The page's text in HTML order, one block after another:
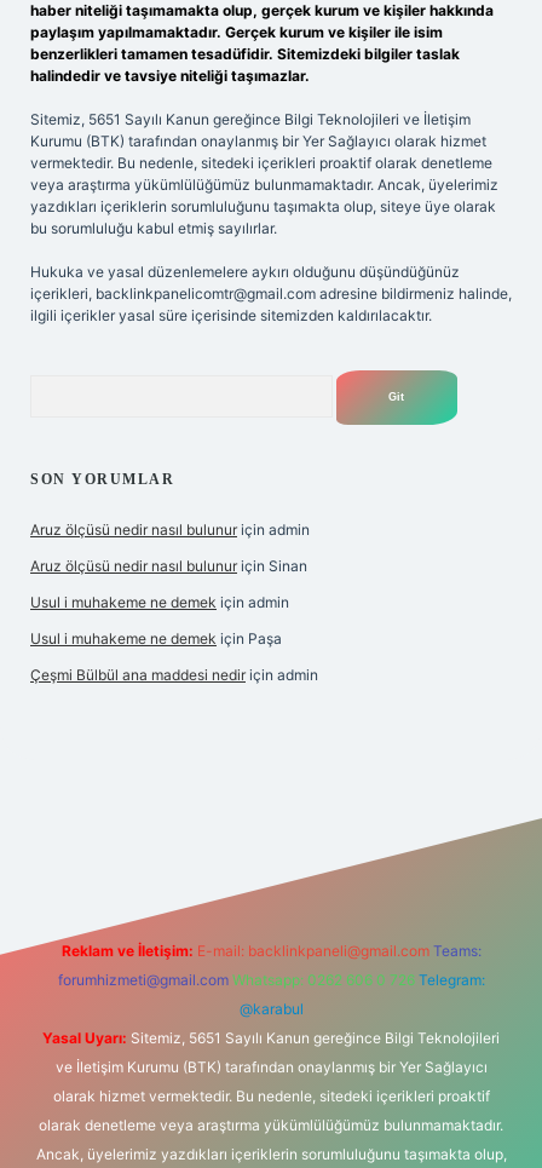
haber niteliği taşımamakta olup, gerçek kurum ve kişiler hakkında
paylaşım yapılmamaktadır. Gerçek kurum ve kişiler ile isim
benzerlikleri tamamen tesadüfidir. Sitemizdeki bilgiler taslak
halindedir ve tavsiye niteliği taşımazlar.
Sitemiz, 5651 Sayılı Kanun gereğince Bilgi Teknolojileri ve İletişim
Kurumu (BTK) tarafından onaylanmış bir Yer Sağlayıcı olarak hizmet
vermektedir. Bu nedenle, sitedeki içerikleri proaktif olarak denetleme
veya araştırma yükümlülüğümüz bulunmamaktadır. Ancak, üyelerimiz
yazdıkları içeriklerin sorumluluğunu taşımakta olup, siteye üye olarak
bu sorumluluğu kabul etmiş sayılırlar.
Hukuka ve yasal düzenlemelere aykırı olduğunu düşündüğünüz
içerikleri, backlinkpanelicomtr@gmail.com adresine bildirmeniz halinde,
ilgili içerikler yasal süre içerisinde sitemizden kaldırılacaktır.
SON YORUMLAR
Aruz ölçüsü nedir nasıl bulunur için admin
Aruz ölçüsü nedir nasıl bulunur için Sinan
Usul i muhakeme ne demek için admin
Usul i muhakeme ne demek için Paşa
Çeşmi Bülbül ana maddesi nedir için admin
Reklam ve İletişim: E-mail: backlinkpaneli@gmail.com Teams:
forumhizmeti@gmail.com Whatsapp: 0262 606 0 726 Telegram:
@karabul
Yasal Uyarı: Sitemiz, 5651 Sayılı Kanun gereğince Bilgi Teknolojileri
ve İletişim Kurumu (BTK) tarafından onaylanmış bir Yer Sağlayıcı
olarak hizmet vermektedir. Bu nedenle, sitedeki içerikleri proaktif
olarak denetleme veya araştırma yükümlülüğümüz bulunmamaktadır.
Ancak, üyelerimiz yazdıkları içeriklerin sorumluluğunu taşımakta olup,